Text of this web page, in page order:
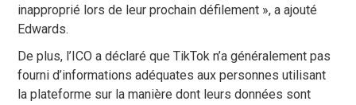
inapproprié lors de leur prochain défilement », a ajouté
Edwards.
De plus, l’ICO a déclaré que TikTok n’a généralement pas
fourni d’informations adéquates aux personnes utilisant
la plateforme sur la manière dont leurs données sont